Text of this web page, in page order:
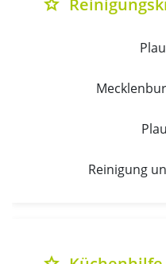
Reinigung